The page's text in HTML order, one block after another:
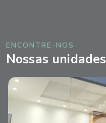
ENCONTRE-NOS
Nossas unidades